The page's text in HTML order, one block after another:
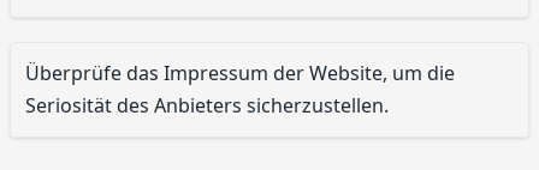
Überprüfe das Impressum der Website, um die
Seriosität des Anbieters sicherzustellen.